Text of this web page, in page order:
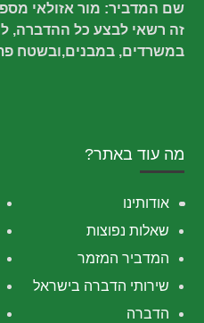
זה רשאי לבצע כל ההדברה,
במשרדים, במבנים,ובשטח
מה עוד באתר?
אודותינו
שאלות נפוצות
המדביר המזמר
שירותי הדברה בישראל
הדברה